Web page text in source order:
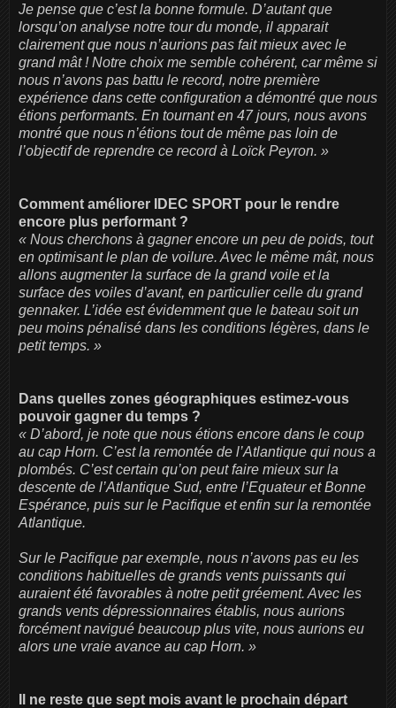
Je pense que c’est la bonne formule. D’autant que
lorsqu’on analyse notre tour du monde, il apparait
clairement que nous n’aurions pas fait mieux avec le
grand mât ! Notre choix me semble cohérent, car même si
nous n’avons pas battu le record, notre première
expérience dans cette configuration a démontré que nous
étions performants. En tournant en 47 jours, nous avons
montré que nous n’étions tout de même pas loin de
l’objectif de reprendre ce record à Loïck Peyron. »
Comment améliorer IDEC SPORT pour le rendre
encore plus performant ?
« Nous cherchons à gagner encore un peu de poids, tout
en optimisant le plan de voilure. Avec le même mât, nous
allons augmenter la surface de la grand voile et la
surface des voiles d’avant, en particulier celle du grand
gennaker. L’idée est évidemment que le bateau soit un
peu moins pénalisé dans les conditions légères, dans le
petit temps. »
Dans quelles zones géographiques estimez-vous
pouvoir gagner du temps ?
« D’abord, je note que nous étions encore dans le coup
au cap Horn. C’est la remontée de l’Atlantique qui nous a
plombés. C’est certain qu’on peut faire mieux sur la
descente de l’Atlantique Sud, entre l’Equateur et Bonne
Espérance, puis sur le Pacifique et enfin sur la remontée
Atlantique.
Sur le Pacifique par exemple, nous n’avons pas eu les
conditions habituelles de grands vents puissants qui
auraient été favorables à notre petit gréement. Avec les
grands vents dépressionnaires établis, nous aurions
forcément navigué beaucoup plus vite, nous aurions eu
alors une vraie avance au cap Horn. »
Il ne reste que sept mois avant le prochain départ